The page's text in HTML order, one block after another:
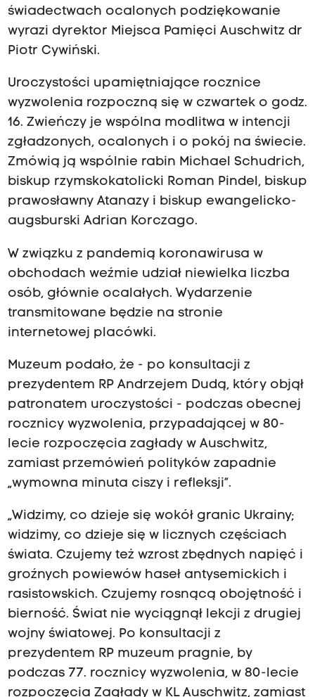
świadectwach ocalonych podziękowanie
wyrazi dyrektor Miejsca Pamięci Auschwitz dr
Piotr Cywiński.
Uroczystości upamiętniające rocznice
wyzwolenia rozpoczną się w czwartek o godz.
16. Zwieńczy je wspólna modlitwa w intencji
zgładzonych, ocalonych i o pokój na świecie.
Zmówią ją wspólnie rabin Michael Schudrich,
biskup rzymskokatolicki Roman Pindel, biskup
prawosławny Atanazy i biskup ewangelicko-
augsburski Adrian Korczago.
W związku z pandemią koronawirusa w
obchodach weźmie udział niewielka liczba
osób, głównie ocalałych. Wydarzenie
transmitowane będzie na stronie
internetowej placówki.
Muzeum podało, że - po konsultacji z
prezydentem RP Andrzejem Dudą, który objął
patronatem uroczystości - podczas obecnej
rocznicy wyzwolenia, przypadającej w 80-
lecie rozpoczęcia zagłady w Auschwitz,
zamiast przemówień polityków zapadnie
„wymowna minuta ciszy i refleksji”.
„Widzimy, co dzieje się wokół granic Ukrainy;
widzimy, co dzieje się w licznych częściach
świata. Czujemy też wzrost zbędnych napięć i
groźnych powiewów haseł antysemickich i
rasistowskich. Czujemy rosnącą obojętność i
bierność. Świat nie wyciągnął lekcji z drugiej
wojny światowej. Po konsultacji z
prezydentem RP muzeum pragnie, by
podczas 77. rocznicy wyzwolenia, w 80-lecie
rozpoczęcia Zagłady w KL Auschwitz, zamiast